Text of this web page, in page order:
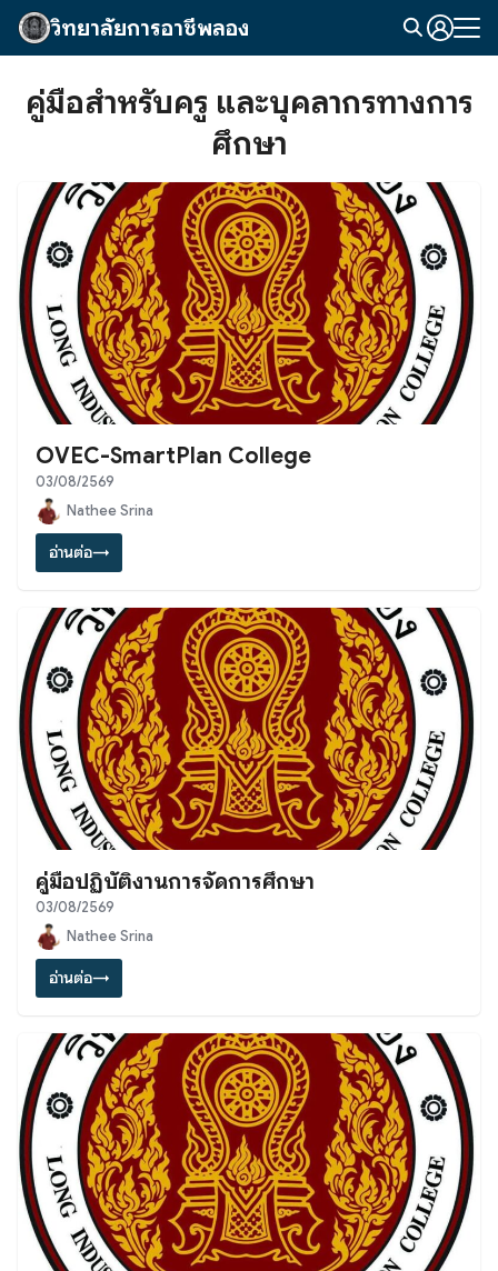
Skip
วิทยาลัยการอาชีพลอง
for:
คู่มือสำหรับครู และบุคลากรทางการ
ศึกษา
OVEC-SmartPlan College
03/08/2569
Nathee Srina
อ่านต่อ→
คู่มือปฏิบัติงานการจัดการศึกษา
03/08/2569
Nathee Srina
อ่านต่อ→